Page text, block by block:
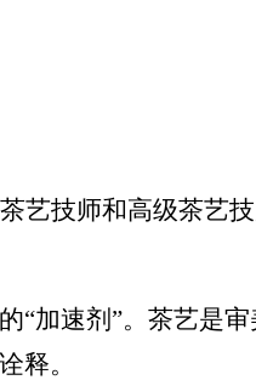
艺技师和高级茶艺
“加速剂”。茶艺是
释。